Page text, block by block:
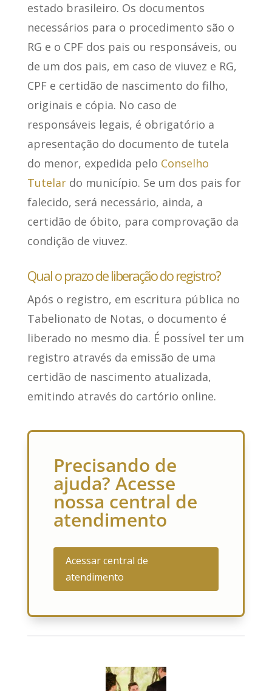
estado brasileiro. Os documentos
necessários para o procedimento são o
RG e o CPF dos pais ou responsáveis, ou
de um dos pais, em caso de viuvez e RG,
CPF e certidão de nascimento do filho,
originais e cópia. No caso de
responsáveis legais, é obrigatório a
apresentação do documento de tutela
do menor, expedida pelo Conselho
Tutelardo município. Se um dos pais for
falecido, será necessário, ainda, a
certidão de óbito, para comprovação da
condição de viuvez.
Qual o prazo de liberação do registro?
Após o registro, em escritura pública no
Tabelionato de Notas, o documento é
liberado no mesmo dia. É possível ter um
registro através da emissão de uma
certidão de nascimento atualizada,
emitindo através do cartório online.
Precisando de
ajuda? Acesse
nossa central de
atendimento
Acessar central de
atendimento